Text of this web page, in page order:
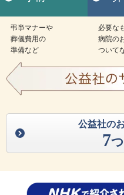
弔亊マナーや
葬儀費用の
準備など
必要な
病院の
ついて
公益社の
7